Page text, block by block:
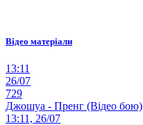
Відео матеріали
13:11
26/07
729
Джошуа - Пренг (Відео бою)
13:11, 26/07